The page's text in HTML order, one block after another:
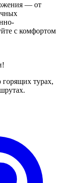
— от
с комфортом
турах,